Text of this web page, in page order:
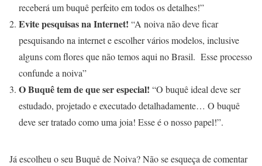
receberá um buquê perfeito em todos os detalhes!”
Evite pesquisas na Internet! “A noiva não deve ficar
pesquisando na internet e escolher vários modelos, inclusive
alguns com flores que não temos aqui no Brasil. Esse processo
confunde a noiva”
O Buquê tem de que ser especial! “O buquê ideal deve ser
estudado, projetado e executado detalhadamente… O buquê
deve ser tratado como uma joia! Esse é o nosso papel!”.
Já escolheu o seu Buquê de Noiva? Não se esqueça de comentar